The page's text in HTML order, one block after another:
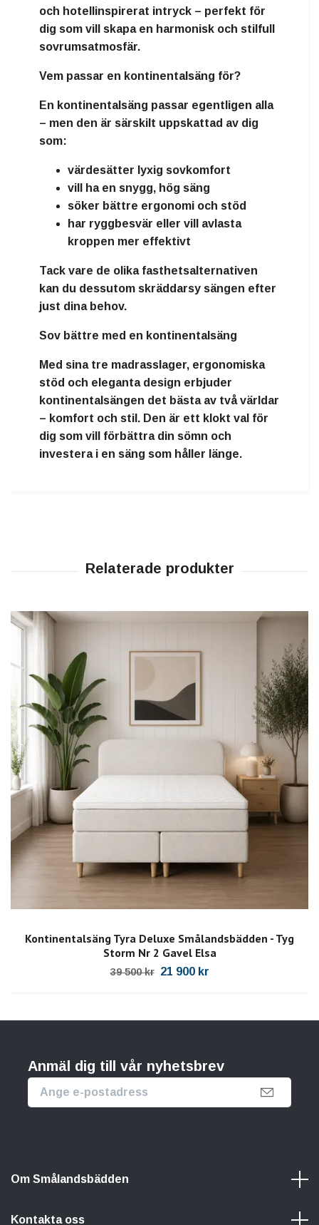
och hotellinspirerat intryck – perfekt för
dig som vill skapa en harmonisk och stilfull
sovrumsatmosfär.
Vem passar en kontinentalsäng för?
En kontinentalsäng passar egentligen alla
– men den är särskilt uppskattad av dig
som:
värdesätter lyxig sovkomfort
vill ha en snygg, hög säng
söker bättre ergonomi och stöd
har ryggbesvär eller vill avlasta
kroppen mer effektivt
Tack vare de olika fasthetsalternativen
kan du dessutom skräddarsy sängen efter
just dina behov.
Sov bättre med en kontinentalsäng
Med sina tre madrasslager, ergonomiska
stöd och eleganta design erbjuder
kontinentalsängen det bästa av två världar
– komfort och stil . Den är ett klokt val för
dig som vill förbättra din sömn och
investera i en säng som håller länge.
Kontinentalsäng Tyra Deluxe Smålandsbädden - Tyg
Storm Nr 2 Gavel Elsa
39 500 kr 21 900 kr
Anmäl dig till vår nyhetsbrev
Om Smålandsbädden
Kontakta oss